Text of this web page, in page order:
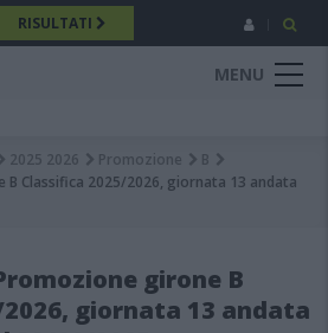
RISULTATI
MENU
2025 2026 Promozione
B
Classifica 2025/2026, giornata 13 andata
girone B
giornata 13 andata